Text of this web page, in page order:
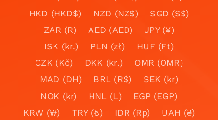
HKD (HKD$)
NZD (NZ$)
SGD (S$)
ZAR (R)
AED (AED)
JPY (¥)
ISK (kr.)
PLN (zł)
HUF (Ft)
CZK (Kč)
DKK (kr.)
OMR (OMR)
MAD (DH)
BRL (R$)
SEK (kr)
NOK (kr)
HNL (L)
EGP (EGP)
KRW (₩)
TRY (₺) IDR (Rp)
UAH (₴)